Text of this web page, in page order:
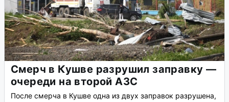
Смерч в Кушве разрушил заправку —
очереди на второй АЗС
После смерча в Кушве одна из двух заправок разрушена,